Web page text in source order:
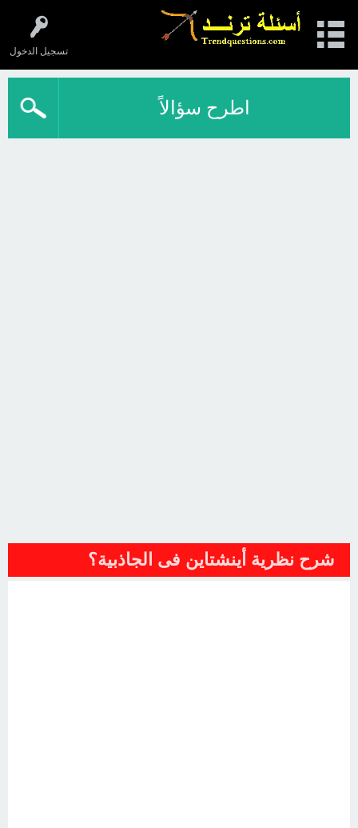
تسجيل الدخول
اطرح سؤالاً
شرح نظرية أينشتاين فى الجاذبية؟